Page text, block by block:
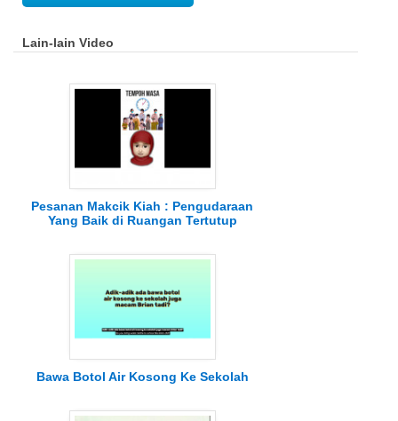
Lain-lain Video
Pesanan Makcik Kiah : Pengudaraan
Yang Baik di Ruangan Tertutup
Bawa Botol Air Kosong Ke Sekolah